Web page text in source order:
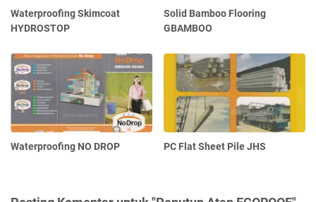
Waterproofing Skimcoat
HYDROSTOP
Solid Bamboo Flooring
GBAMBOO
Waterproofing NO DROP PC Flat Sheet Pile JHS